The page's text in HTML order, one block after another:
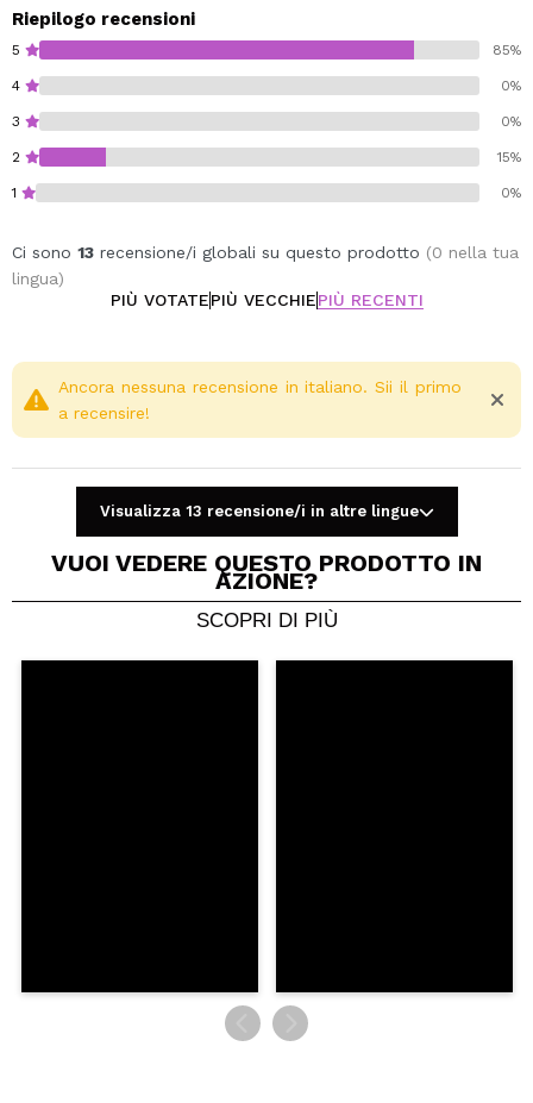
Riepilogo recensioni
5 85%
4 0%
3 0%
2 15%
1 0%
Ci sono 13 recensione/i globali su questo prodotto (0 nella tua
lingua)
PIÙ VOTATEPIÙ VECCHIEPIÙ RECENTI
Condividi un video o una foto
Il tuo video potrebbe essere il primo. Immaginalo...
Ancora nessuna recensione in italiano. Sii il primo
a recensire!
Visualizza 13 recensione/i in altre lingue
VUOI VEDERE QUESTO PRODOTTO IN
AZIONE?
SCOPRI DI PIÙ